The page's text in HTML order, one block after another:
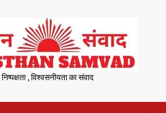
, विश्वसनीयता का संवाद